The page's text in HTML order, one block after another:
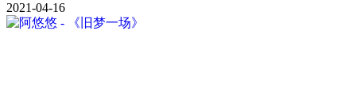
2021-04-16